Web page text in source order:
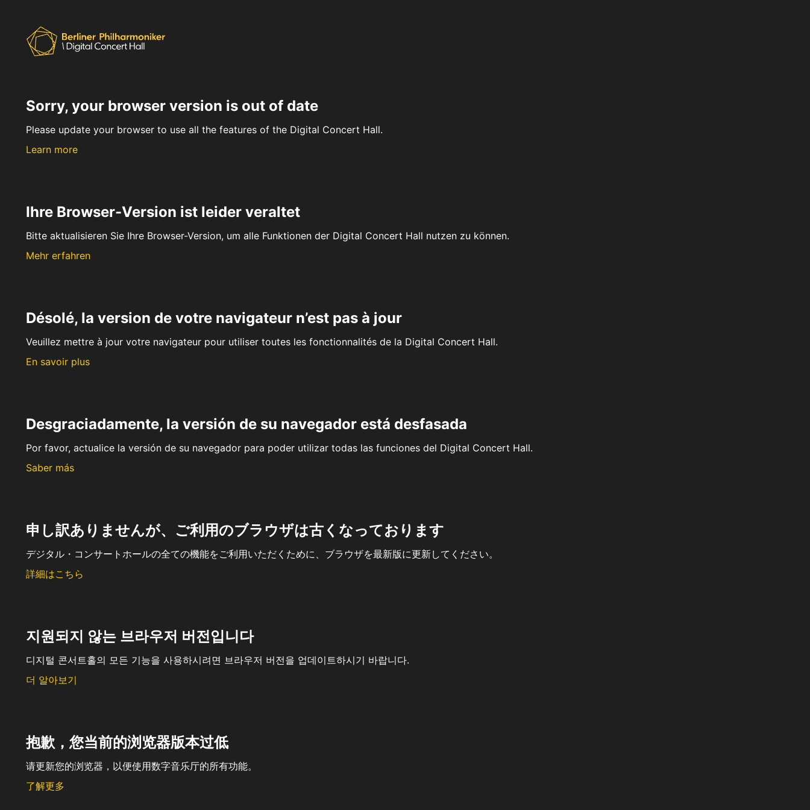
Sorry, your browser version is out of date
Please update your browser to use all the features of the Digital Concert Hall.
Learn more
Ihre Browser-Version ist leider veraltet
Bitte aktualisieren Sie Ihre Browser-Version, um alle Funktionen der Digital Concert Hall nutzen zu können.
Mehr erfahren
Désolé, la version de votre navigateur n’est pas à jour
Veuillez mettre à jour votre navigateur pour utiliser toutes les fonctionnalités de la Digital Concert Hall.
En savoir plus
Desgraciadamente, la versión de su navegador está desfasada
Por favor, actualice la versión de su navegador para poder utilizar todas las funciones del Digital Concert Hall.
Saber más
申し訳ありませんが、ご利用のブラウザは古くなっております
デジタル・コンサートホールの全ての機能をご利用いただくために、ブラウザを最新版に更新してください。
詳細はこちら
지원되지 않는 브라우저 버전입니다
디지털 콘서트홀의 모든 기능을 사용하시려면 브라우저 버전을 업데이트하시기 바랍니다.
더 알아보기
抱歉，您当前的浏览器版本过低
请更新您的浏览器，以便使用数字音乐厅的所有功能。
了解更多